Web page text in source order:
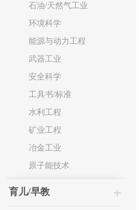
石油/天然气工业
环境科学
能源与动力工程
武器工业
安全科学
工具书/标准
水利工程
矿业工程
冶金工业
原子能技术
育儿/早教